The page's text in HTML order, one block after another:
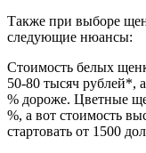
Также при выборе
следующие нюансы:
Стоимость белых
50-80 тысяч рублей*,
% дороже. Цветные
%, а вот стоимость
стартовать от 1500